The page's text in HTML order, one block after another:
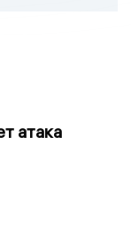
атака